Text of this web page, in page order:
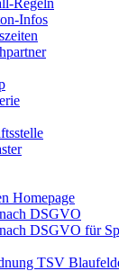
Regeln
Infos
Homepage
DSGVO
DSGVO für
TSV